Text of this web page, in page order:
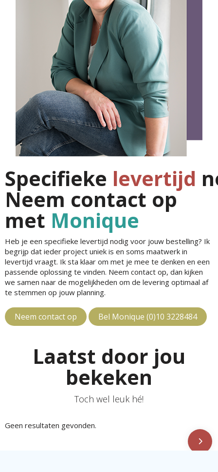
Specifieke levertijd
Neem contact op
met Monique
Heb je een specifieke levertijd nodig voor jouw bestelling? Ik
begrijp dat ieder project uniek is en soms maatwerk in
levertijd vraagt. Ik sta klaar om met je mee te denken en een
passende oplossing te vinden. Neem contact op, dan kijken
we samen naar de mogelijkheden om de levering optimaal af
te stemmen op jouw planning.
Neem contact op Bel Monique (0)10 3228484
Laatst door jou
bekeken
Toch wel leuk hé!
Geen resultaten gevonden.